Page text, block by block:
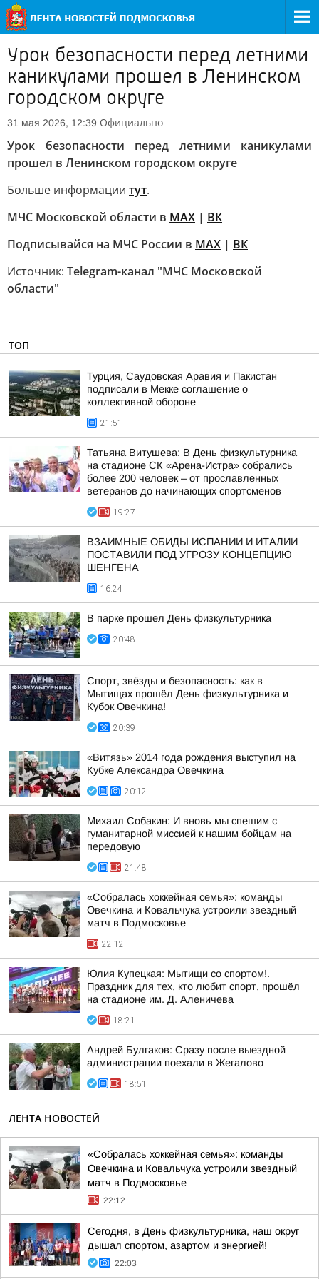
Урок безопасности перед летними
каникулами прошел в Ленинском
городском округе
31 мая 2026, 12:39 Официально
Урок безопасности перед летними каникулами
прошел в Ленинском городском округе
Больше информации тут.
МЧС Московской области в MAX | ВК
Подписывайся на МЧС России в MAX | ВК
Источник: Telegram-канал "МЧС Московской
области"
ТОП
Турция, Саудовская Аравия и Пакистан
подписали в Мекке соглашение о
коллективной обороне
21:51
Татьяна Витушева: В День физкультурника
на стадионе СК «Арена-Истра» собрались
более 200 человек – от прославленных
ветеранов до начинающих спортсменов
19:27
ВЗАИМНЫЕ ОБИДЫ ИСПАНИИ И ИТАЛИИ
ПОСТАВИЛИ ПОД УГРОЗУ КОНЦЕПЦИЮ
ШЕНГЕНА
16:24
В парке прошел День физкультурника
20:48
Спорт, звёзды и безопасность: как в
Мытищах прошёл День физкультурника и
Кубок Овечкина!
20:39
«Витязь» 2014 года рождения выступил на
Кубке Александра Овечкина
20:12
Михаил Собакин: И вновь мы спешим с
гуманитарной миссией к нашим бойцам на
передовую
21:48
«Собралась хоккейная семья»: команды
Овечкина и Ковальчука устроили звездный
матч в Подмосковье
22:12
Юлия Купецкая: Мытищи со спортом!.
Праздник для тех, кто любит спорт, прошёл
на стадионе им. Д. Аленичева
18:21
Андрей Булгаков: Сразу после выездной
администрации поехали в Жегалово
18:51
ЛЕНТА НОВОСТЕЙ
«Собралась хоккейная семья»: команды
Овечкина и Ковальчука устроили звездный
матч в Подмосковье
22:12
Сегодня, в День физкультурника, наш округ
дышал спортом, азартом и энергией!
22:03